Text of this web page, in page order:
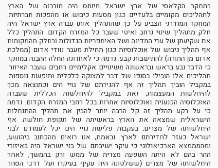
במחקר הקלאסי של ארץ ישראל מיוחס היה חורבנה של הארץ
לתהליכים מקומיים בלעדיים כגון מסעות כיבוש או מהפכות חברתיות.
המחקר המודרני הצביע על כך שהתהליך אותו עברה ארץ ישראל היה
חלק מתהליך שינוי נרחב ואיטי שעבר כל המזרח הקדום. התהליך כלל
את שקיעתן של ערי המדינה ושל האימפריות הגדולות ובחלק מהמקומות
אף תהליך גיבוש של אוכלוסיות כגון תחילת מעבר נוודי אדום (ממלכת
אדום מן התורה) להתישבות קבע. נדמה כי לאחרונה החלה ההבנה במחקר
כי הדבר נבע בראש ובראשונה משינויים אקלימיים רחבים שעבר האיזור.
תהליכים אלו הובילו בסופו של דבר למצוקה כלכלית ותופעות נוספות.
במקביל הוביך תהליך זה אף להגירתם של גויי הים וכתוצאה מכך
להיחלשות המעצמות, זאת במקביל להיחלשות הכללית שעברה
האוכלוסיה הכנענית ואוכלוסיות אחרות בכל רחבי המזרח הקדום. נדמה
כי על רקע תהליך זה קל הרבה יותר להבין את תהליך ההתנחלות
הישראלית שמצאה את הארץ בראשיתה של תקופת חולשה. אף
היחלשותה של מצרים, בעקבות פלישת גויי הים יכל לעמודם לבני
ישראל כעזר לחדירתם לארץ. ובאמת, אנו רואים מהכתוב ביהושע,
ומהמממצא הארכיאולוגי כי עיקר ישיבתם של בני ישראל היה באיזורי
ההר בהם לא היתה השפעה מצרית של ממש ורק בהמשך, לאחר
היחלשותה של מצרים (ששלטונה היה עקיף בעיקרו ועל דרכי הסחר